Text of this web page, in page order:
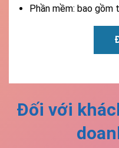
Phần mềm: bao gồm
Đối với